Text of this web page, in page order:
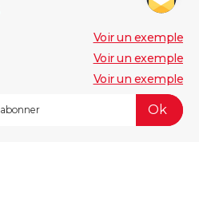
Voir un exemple
Voir un exemple
Voir un exemple